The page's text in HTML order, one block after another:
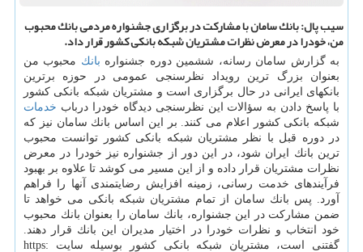
سیب پال: بانك سامان با مشاركت در برگزاری جشنواره مردمی بانك محبوب
من، خودرا در معرض نظرات مشتریان شبكه بانكی كشور قرار داد.
به گزارش سامان رسانه، ششمین دوره جشنواره بانك محبوب من
بعنوان بزرگ ترین رویداد نظرسنجی عمومی در حوزه برترین
بانكهای ایرانی در حال برگزاری است و مشتریان شبكه بانكی كشور
با پاسخ دادن به سؤالات این نظرسنجی دیدگاه خودرا درباب خدمات
شبكه بانكی كشور اعلام می كنند. بر این اساس بانك سامان نیز كه
در دوره قبل با نظر مشتریان شبكه بانكی كشور توانست محبوب
ترین بانك ایران شود، در این دور از جشنواره نیز خودرا در معرض
نظرات مشتریان قرار داده و از این مسیر می كوشد تا علاوه بر بهبود
فرآیندهای خدمت رسانی، زمینه افزایش رضایتمندی آنها را فراهم
آورد. پس بانك سامان از تمام مشتریان شبكه بانكی می خواهد تا
ضمن مشاركت در این جشنواره، بانك سامان را بعنوان بانك محبوب
خود انتخاب و نظرات خودرا در اختیار مدیران این بانك قرار دهند.
گفتنی است، مشتریان شبكه بانكی كشور بوسیله سایت https: